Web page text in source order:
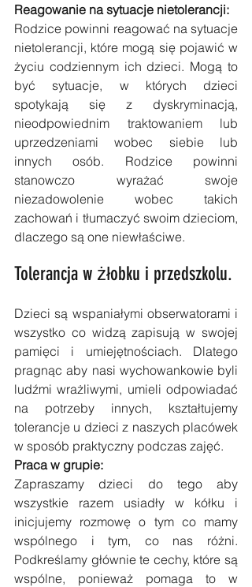
Reagowanie na sytuacje nietolerancji:
Rodzice powinni reagować na sytuacje
nietolerancji, które mogą się pojawić w
życiu codziennym ich dzieci. Mogą to
być sytuacje, w których dzieci
spotykają się z dyskryminacją,
nieodpowiednim traktowaniem lub
uprzedzeniami wobec siebie lub
innych osób. Rodzice powinni
stanowczo wyrażać swoje
niezadowolenie wobec takich
zachowań i tłumaczyć swoim dzieciom,
dlaczego są one niewłaściwe.
Tolerancja w żłobku i przedszkolu.
Dzieci są wspaniałymi obserwatorami i
wszystko co widzą zapisują w swojej
pamięci i umiejętnościach. Dlatego
pragnąc aby nasi wychowankowie byli
ludźmi wrażliwymi, umieli odpowiadać
na potrzeby innych, kształtujemy
tolerancje u dzieci z naszych placówek
w sposób praktyczny podczas zajęć.
Praca w grupie:
Zapraszamy dzieci do tego aby
wszystkie razem usiadły w kółku i
inicjujemy rozmowę o tym co mamy
wspólnego i tym, co nas różni.
Podkreślamy głównie te cechy, które są
wspólne, ponieważ pomaga to w